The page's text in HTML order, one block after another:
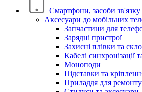
Смартфони, засоби зв'язку
Аксесуари до мобільних
Запчастини для
Зарядні пристрої
Захисні плівки та
Кабелі синхронізації
Моноподи
Підставки та
Приладдя для